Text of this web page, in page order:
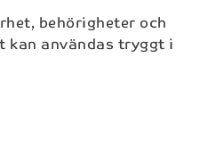
behörigheter och
användas tryggt i